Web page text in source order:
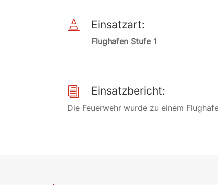
 Einsatzart:
Flughafen Stufe 1
i Einsatzbericht:
Die Feuerwehr wurde zu einem